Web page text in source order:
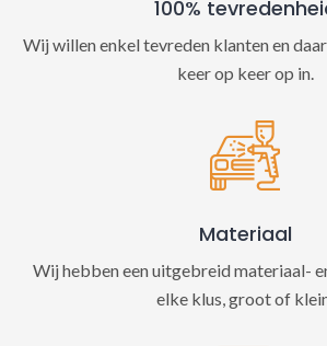
100%
Wij willen enkel tevreden klanten en
keer op keer op in.
Materiaal
Wij hebben een uitgebreid materiaal-
elke klus, groot of